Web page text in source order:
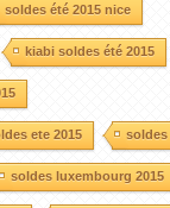
soldes été 2015 nice
kiabi soldes été 2015
ete 2015 soldes
soldes luxembourg 2015